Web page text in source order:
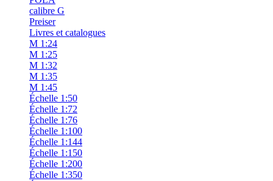
calibre G
Preiser
Livres et catalogues
M 1:24
M 1:25
M 1:32
M 1:35
M 1:45
Échelle 1:50
Échelle 1:72
Échelle 1:76
Échelle 1:100
Échelle 1:144
Échelle 1:150
Échelle 1:200
Échelle 1:350